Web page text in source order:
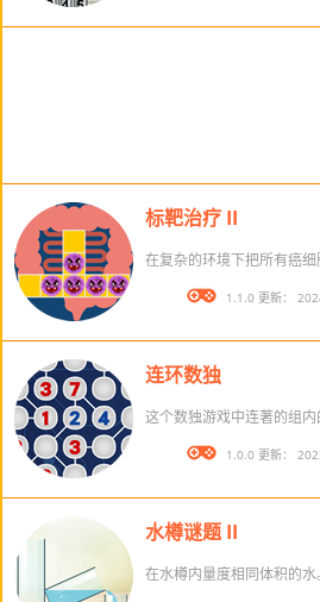
标靶治疗 II
在复杂的环境下把所有癌细
版本： 1.1.0 更新：
连环数独
这个数独游戏中连著的组内
版本： 1.0.0 更新：
水樽谜题 II
在水樽内量度相同体积的水。